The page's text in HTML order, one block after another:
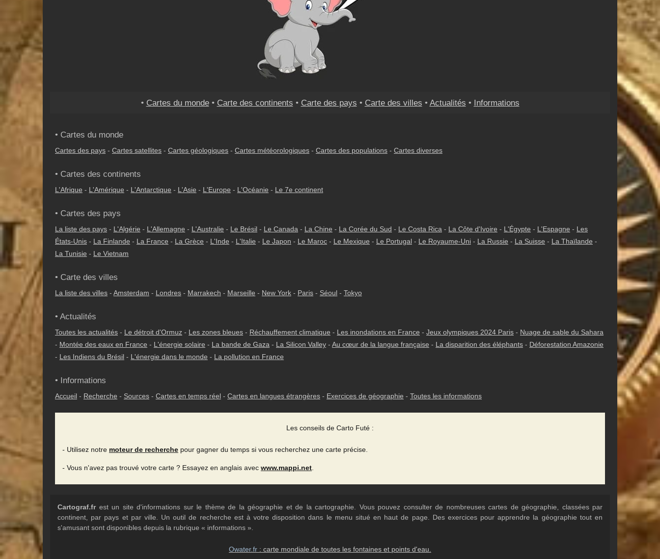
• Cartes du monde• Carte des continents • Carte des pays • Carte des villes • Actualités • Informations
• Cartes du monde
Cartes des pays - Cartes satellites - Cartes géologiques - Cartes météorologiques - Cartes des populations - Cartes diverses
• Cartes des continents
L'Afrique - L'Amérique - L'Antarctique - L'Asie - L'Europe - L'Océanie - Le 7e continent
• Cartes des pays
La liste des pays - L'Algérie - L'Allemagne - L'Australie - Le Brésil - Le Canada - La Chine - La Corée du Sud - Le Costa Rica - La Côte d'Ivoire - L'Égypte - L'Espagne - Les
États-Unis - La Finlande - La France - La Grèce - L'Inde - L'Italie - Le Japon - Le Maroc - Le Mexique - Le Portugal - Le Royaume-Uni - La Russie - La Suisse - La Thaïlande -
La Tunisie - Le Vietnam
• Carte des villes
La liste des villes - Amsterdam - Londres - Marrakech - Marseille - New York - Paris - Séoul - Tokyo
• Actualités
Toutes les actualités - Le détroit d'Ormuz - Les zones bleues - Réchauffement climatique - Les inondations en France - Jeux olympiques 2024 Paris - Nuage de sable du Sahara
- Montée des eaux en France - L'énergie solaire - La bande de Gaza - La Silicon Valley - Au cœur de la langue française - La disparition des éléphants - Déforestation Amazonie
- Les Indiens du Brésil - L'énergie dans le monde - La pollution en France
• Informations
Accueil - Recherche - Sources - Cartes en temps réel - Cartes en langues étrangères - Exercices de géographie - Toutes les informations
Les conseils de Carto Futé :
- Utilisez notre moteur de recherche pour gagner du temps si vous recherchez une carte précise.
- Vous n'avez pas trouvé votre carte ? Essayez en anglais avec www.mappi.net
Cartograf.frest un site d'informations sur le thème de la géographie et de la cartographie. Vous pouvez consulter de nombreuses cartes de géographie, classées par
continent, par pays et par ville. Un outil de recherche est à votre disposition dans le menu situé en haut de page. Des exercices pour apprendre la géographie tout en
s'amusant sont disponibles depuis la rubrique « informations ».
Owater.fr : carte mondiale de toutes les fontaines et points d'eau.